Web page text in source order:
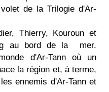
de la Trilogie d'Ar-
Thierry, Kouroun et
au bord de la mer.
d'Ar-Tann où un
la région et, à terme,
ennemis d'Ar-Tann et